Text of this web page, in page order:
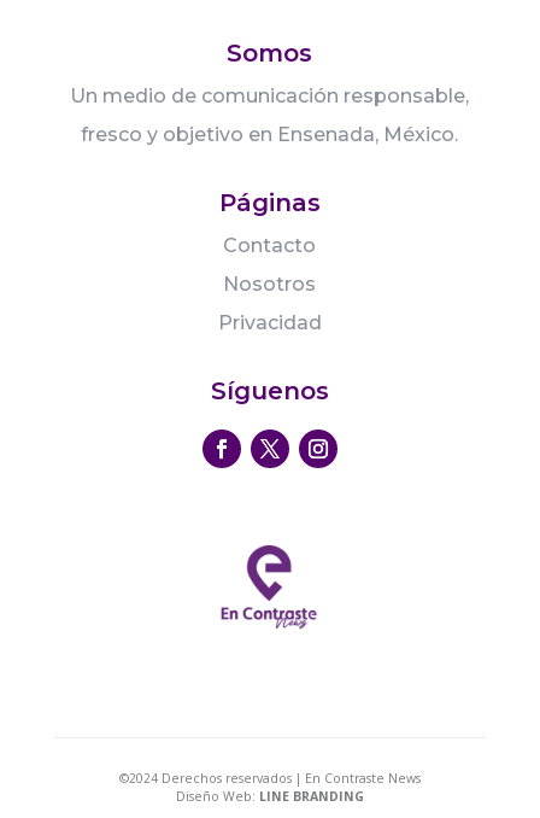
Somos
Un medio de comunicación responsable,
fresco y objetivo en Ensenada, México.
Páginas
Contacto
Nosotros
Privacidad
Síguenos
©2024 Derechos reservados | En Contraste News
Diseño Web: LINE BRANDING